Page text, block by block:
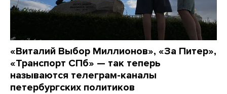
«Виталий Выбор Миллионов», «За Питер»,
«Транспорт СПб» — так теперь
называются телеграм-каналы
петербургских политиков